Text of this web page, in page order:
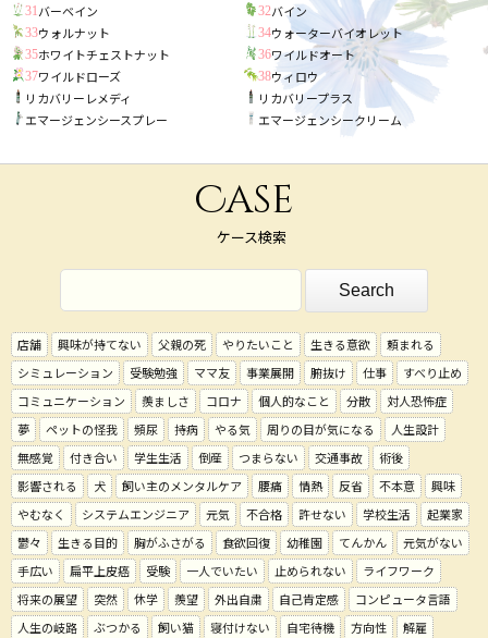
31 バーベイン 32バイン
33ウォルナット 34ウォーターバイオレット
35ホワイトチェストナット 36ワイルドオート
37ワイルドローズ 38ウィロウ
リカバリーレメディ
リカバリープラス
エマージェンシースプレー
エマージェンシークリーム
Case
ケース検索
店舗 興味が持てない 父親の死 やりたいこと 生きる意欲
頼まれる
シミュレーション
受験勉強 ママ友 事業展開 腑抜け 仕事
すべり止め
コミュニケーション
羨ましさ コロナ 個人的なこと 分散
対人恐怖症
夢
ペットの怪我 頻尿 持病 やる気 周りの目が気になる
人生設計
無感覚
付き合い 学生生活 倒産 つまらない 交通事故
術後
影響される
犬 飼い主のメンタルケア 腰痛 情熱 反省 不本意
興味
やむなく
システムエンジニア 元気 不合格 許せない 学校生活
起業家
鬱々
生きる目的 胸がふさがる 食欲回復 幼稚園 てんかん
元気がない
手広い
扁平上皮癌 受験 一人でいたい 止められない
ライフワーク
将来の展望
突然 休学 羨望 外出自粛 自己肯定感
コンピュータ言語
人生の岐路
ぶつかる 飼い猫 寝付けない 自宅待機 方向性
解雇